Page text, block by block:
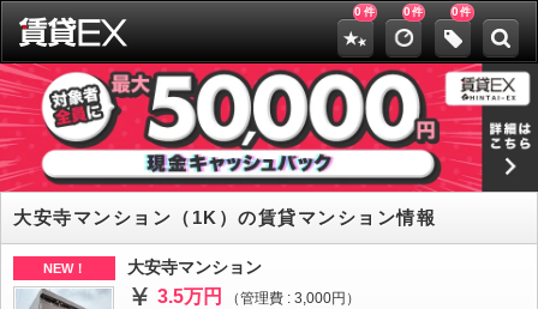
0 件 0件 0件
大安寺マンション（1K）の賃貸マンション情報
NEW！ 大安寺マンション
3.5万円
（管理費 : 3,000円）